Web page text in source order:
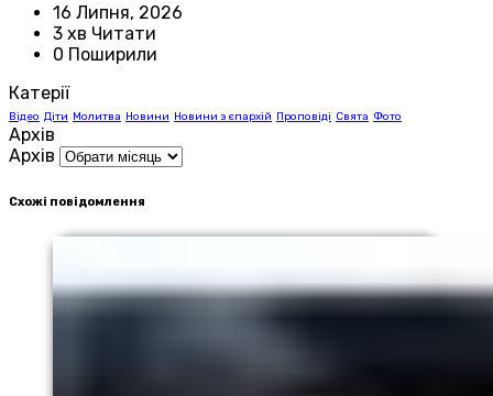
16 Липня, 2026
3 хв Читати
0 Поширили
Катерії
Відео Діти Молитва Новини Новини з єпархій Проповіді Свята Фото
Архів
Архів
Схожі повідомлення